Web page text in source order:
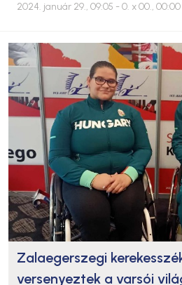
2024. január 29., 09:05 - 0. x 00., 00:00
Zalaegerszegi
versenyeztek a varsói